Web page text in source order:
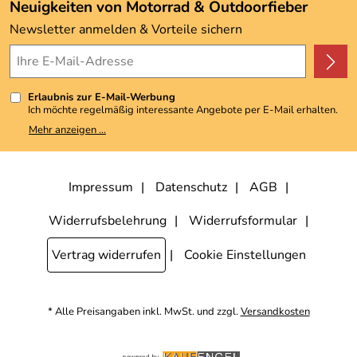
Kundenbewertungen (3.492)
4,9/5*****
Neuigkeiten von Motorrad & Outdoorfieber
Newsletter anmelden & Vorteile sichern
Erlaubnis zur E-Mail-Werbung
Ich möchte regelmäßig interessante Angebote per E-Mail erhalten.
Meine E-Mail-Adresse wird nicht an andere Unternehmen
weitergegeben. Zu statistischen Zwecken wird in anonymer Form
kann ich jederzeit mit Wirkung für die Zukunft widerrufen, indem ich
den Link "Abmelden" am Ende des Newsletters anklicke. Die
Mehr anzeigen ...
Impressum Datenschutz
AGB
Widerrufsbelehrung
Widerrufsformular
Vertrag widerrufen
Cookie Einstellungen
* Alle Preisangaben inkl. MwSt. und zzgl.Versandkosten